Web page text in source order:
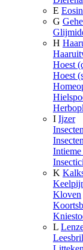
E
G
H
Hoest
Hoest
I Ijzer
K
Kloven
L